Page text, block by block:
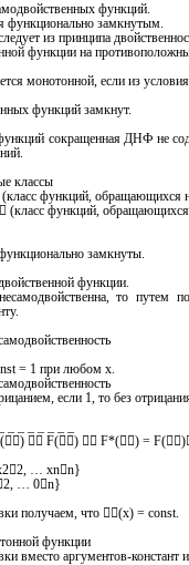
функций.
функционально замкнутым.
из принципа
функции на
монотонной, если из
функций замкнут.
сокращенная ДНФ не
классы
(класс функций, обращающихся
(класс функций,
замкнуты.
функции.
то путем
= 1 при любом x.
если 1, то без
_ _ _ _ _ _ _
 F()  F*() =
… xnn}
… 0n}
получаем, что (x) = const.
функции
вместо аргументов-